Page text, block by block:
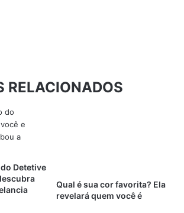
RELACIONADOS
Detetive
Qual é sua cor favorita? Ela
revelará quem você é